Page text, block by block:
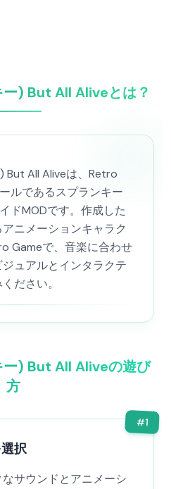
) But All Aliveとは？
But All Aliveは、Retro
ルであるスプランキー
ドMODです。作成した
ニメーションキャラク
Gameで、音楽に合わせ
ュアルとインタラクテ
ださい。
) But All Aliveの遊び
方
#1
択
サウンドとアニメーシ